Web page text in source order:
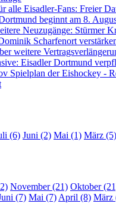
alle Eisadler-Fans: Freier
beginnt am 8.
Neuzugänge: Stürmer
Scharfenort
weitere
Eisadler Dortmund
Spielplan der Eishockey -
(6) Juni (2) Mai (1) März (5)
November (21) Oktober
(7) Mai (7) April (8) März